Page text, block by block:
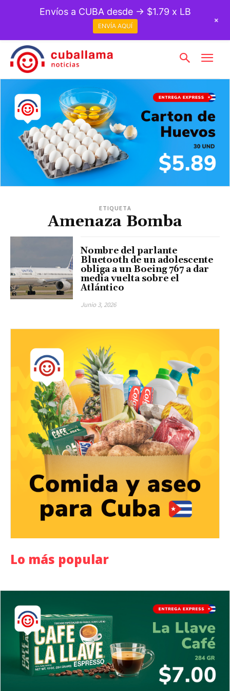
ETIQUETA
Amenaza Bomba
Nombre del parlante
Bluetooth de un adolescente
obliga a un Boeing 767 a dar
media vuelta sobre el
Atlántico
Junio 3, 2026
Lo más popular
Envíos a CUBA desde → $1.79 x LB
ENVÍA AQUÍ
+